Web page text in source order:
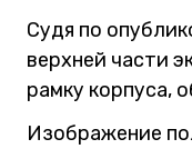
Судя по
верхней части
рамку корпуса,
Изображение